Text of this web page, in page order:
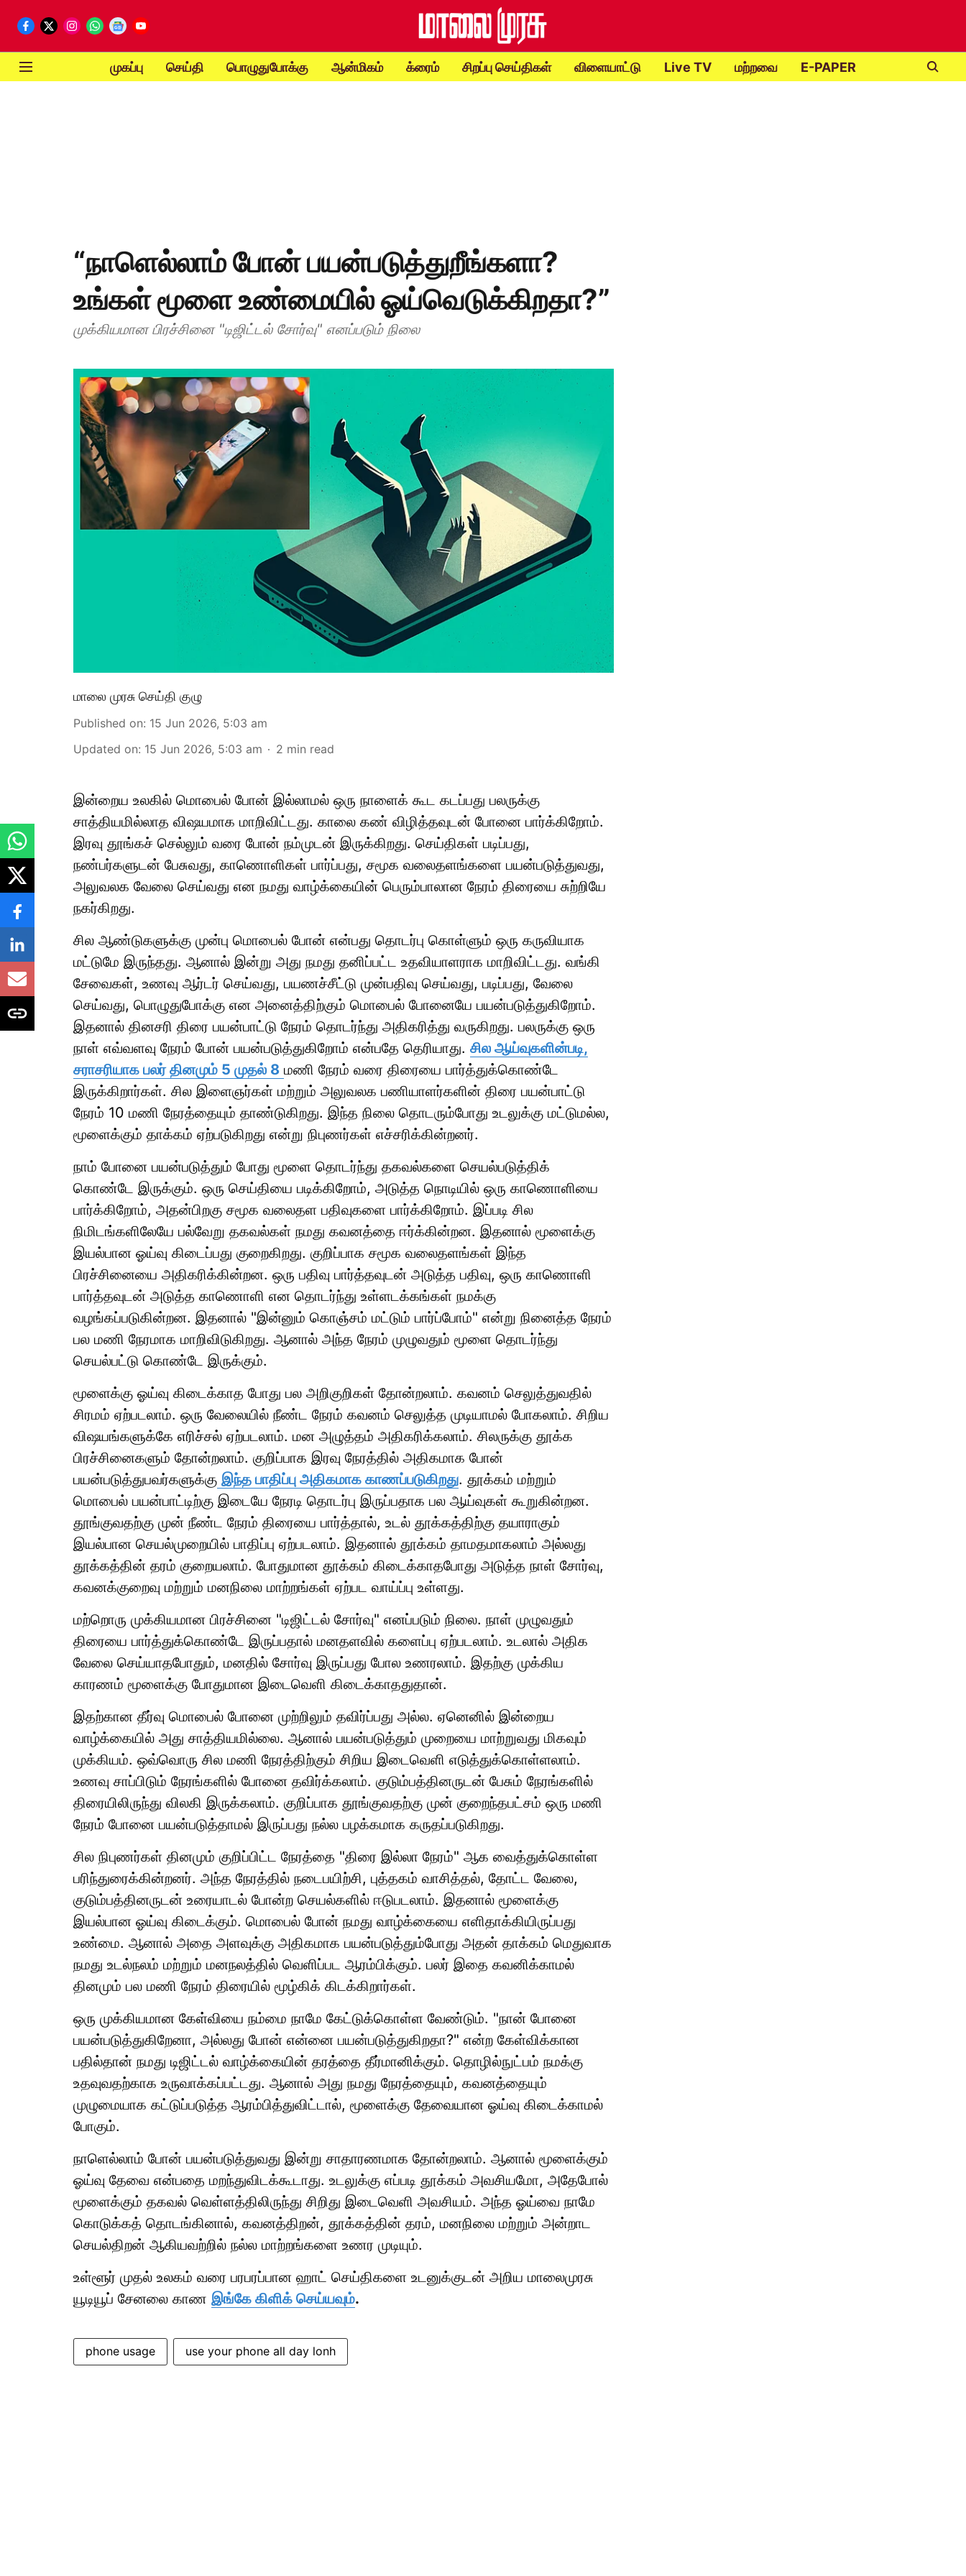
முகப்பு செய்தி பொழுதுபோக்கு ஆன்மிகம் க்ரைம் சிறப்பு செய்திகள் விளையாட்டு Live TV மற்றவை E-PAPER
“நாளெல்லாம் போன் பயன்படுத்துறீங்களா?
உங்கள் மூளை உண்மையில் ஓய்வெடுக்கிறதா?”
முக்கியமான பிரச்சினை "டிஜிட்டல் சோர்வு" எனப்படும் நிலை
மாலை முரசு செய்தி குழு
Published on: 15 Jun 2026, 5:03 am
Updated on: 15 Jun 2026, 5:03 am 2 min read
இன்றைய உலகில் மொபைல் போன் இல்லாமல் ஒரு நாளைக் கூட கடப்பது பலருக்கு
சாத்தியமில்லாத விஷயமாக மாறிவிட்டது. காலை கண் விழித்தவுடன் போனை பார்க்கிறோம்.
இரவு தூங்கச் செல்லும் வரை போன் நம்முடன் இருக்கிறது. செய்திகள் படிப்பது,
நண்பர்களுடன் பேசுவது, காணொளிகள் பார்ப்பது, சமூக வலைதளங்களை பயன்படுத்துவது,
அலுவலக வேலை செய்வது என நமது வாழ்க்கையின் பெரும்பாலான நேரம் திரையை சுற்றியே
நகர்கிறது.
சில ஆண்டுகளுக்கு முன்பு மொபைல் போன் என்பது தொடர்பு கொள்ளும் ஒரு கருவியாக
மட்டுமே இருந்தது. ஆனால் இன்று அது நமது தனிப்பட்ட உதவியாளராக மாறிவிட்டது. வங்கி
சேவைகள், உணவு ஆர்டர் செய்வது, பயணச்சீட்டு முன்பதிவு செய்வது, படிப்பது, வேலை
செய்வது, பொழுதுபோக்கு என அனைத்திற்கும் மொபைல் போனையே பயன்படுத்துகிறோம்.
இதனால் தினசரி திரை பயன்பாட்டு நேரம் தொடர்ந்து அதிகரித்து வருகிறது. பலருக்கு ஒரு
நாள் எவ்வளவு நேரம் போன் பயன்படுத்துகிறோம் என்பதே தெரியாது. சில ஆய்வுகளின்படி,
சராசரியாக பலர் தினமும் 5 முதல் 8 மணி நேரம் வரை திரையை பார்த்துக்கொண்டே
இருக்கிறார்கள். சில இளைஞர்கள் மற்றும் அலுவலக பணியாளர்களின் திரை பயன்பாட்டு
நேரம் 10 மணி நேரத்தையும் தாண்டுகிறது. இந்த நிலை தொடரும்போது உடலுக்கு மட்டுமல்ல,
மூளைக்கும் தாக்கம் ஏற்படுகிறது என்று நிபுணர்கள் எச்சரிக்கின்றனர்.
நாம் போனை பயன்படுத்தும் போது மூளை தொடர்ந்து தகவல்களை செயல்படுத்திக்
கொண்டே இருக்கும். ஒரு செய்தியை படிக்கிறோம், அடுத்த நொடியில் ஒரு காணொளியை
பார்க்கிறோம், அதன்பிறகு சமூக வலைதள பதிவுகளை பார்க்கிறோம். இப்படி சில
நிமிடங்களிலேயே பல்வேறு தகவல்கள் நமது கவனத்தை ஈர்க்கின்றன. இதனால் மூளைக்கு
இயல்பான ஓய்வு கிடைப்பது குறைகிறது. குறிப்பாக சமூக வலைதளங்கள் இந்த
பிரச்சினையை அதிகரிக்கின்றன. ஒரு பதிவு பார்த்தவுடன் அடுத்த பதிவு, ஒரு காணொளி
பார்த்தவுடன் அடுத்த காணொளி என தொடர்ந்து உள்ளடக்கங்கள் நமக்கு
வழங்கப்படுகின்றன. இதனால் "இன்னும் கொஞ்சம் மட்டும் பார்ப்போம்" என்று நினைத்த நேரம்
பல மணி நேரமாக மாறிவிடுகிறது. ஆனால் அந்த நேரம் முழுவதும் மூளை தொடர்ந்து
செயல்பட்டு கொண்டே இருக்கும்.
மூளைக்கு ஓய்வு கிடைக்காத போது பல அறிகுறிகள் தோன்றலாம். கவனம் செலுத்துவதில்
சிரமம் ஏற்படலாம். ஒரு வேலையில் நீண்ட நேரம் கவனம் செலுத்த முடியாமல் போகலாம். சிறிய
விஷயங்களுக்கே எரிச்சல் ஏற்படலாம். மன அழுத்தம் அதிகரிக்கலாம். சிலருக்கு தூக்க
பிரச்சினைகளும் தோன்றலாம். குறிப்பாக இரவு நேரத்தில் அதிகமாக போன்
பயன்படுத்துபவர்களுக்கு இந்த பாதிப்பு அதிகமாக காணப்படுகிறது. தூக்கம் மற்றும்
மொபைல் பயன்பாட்டிற்கு இடையே நேரடி தொடர்பு இருப்பதாக பல ஆய்வுகள் கூறுகின்றன.
தூங்குவதற்கு முன் நீண்ட நேரம் திரையை பார்த்தால், உடல் தூக்கத்திற்கு தயாராகும்
இயல்பான செயல்முறையில் பாதிப்பு ஏற்படலாம். இதனால் தூக்கம் தாமதமாகலாம் அல்லது
தூக்கத்தின் தரம் குறையலாம். போதுமான தூக்கம் கிடைக்காதபோது அடுத்த நாள் சோர்வு,
கவனக்குறைவு மற்றும் மனநிலை மாற்றங்கள் ஏற்பட வாய்ப்பு உள்ளது.
மற்றொரு முக்கியமான பிரச்சினை "டிஜிட்டல் சோர்வு" எனப்படும் நிலை. நாள் முழுவதும்
திரையை பார்த்துக்கொண்டே இருப்பதால் மனதளவில் களைப்பு ஏற்படலாம். உடலால் அதிக
வேலை செய்யாதபோதும், மனதில் சோர்வு இருப்பது போல உணரலாம். இதற்கு முக்கிய
காரணம் மூளைக்கு போதுமான இடைவெளி கிடைக்காததுதான்.
இதற்கான தீர்வு மொபைல் போனை முற்றிலும் தவிர்ப்பது அல்ல. ஏனெனில் இன்றைய
வாழ்க்கையில் அது சாத்தியமில்லை. ஆனால் பயன்படுத்தும் முறையை மாற்றுவது மிகவும்
முக்கியம். ஒவ்வொரு சில மணி நேரத்திற்கும் சிறிய இடைவெளி எடுத்துக்கொள்ளலாம்.
உணவு சாப்பிடும் நேரங்களில் போனை தவிர்க்கலாம். குடும்பத்தினருடன் பேசும் நேரங்களில்
திரையிலிருந்து விலகி இருக்கலாம். குறிப்பாக தூங்குவதற்கு முன் குறைந்தபட்சம் ஒரு மணி
நேரம் போனை பயன்படுத்தாமல் இருப்பது நல்ல பழக்கமாக கருதப்படுகிறது.
சில நிபுணர்கள் தினமும் குறிப்பிட்ட நேரத்தை "திரை இல்லா நேரம்" ஆக வைத்துக்கொள்ள
பரிந்துரைக்கின்றனர். அந்த நேரத்தில் நடைபயிற்சி, புத்தகம் வாசித்தல், தோட்ட வேலை,
குடும்பத்தினருடன் உரையாடல் போன்ற செயல்களில் ஈடுபடலாம். இதனால் மூளைக்கு
இயல்பான ஓய்வு கிடைக்கும். மொபைல் போன் நமது வாழ்க்கையை எளிதாக்கியிருப்பது
உண்மை. ஆனால் அதை அளவுக்கு அதிகமாக பயன்படுத்தும்போது அதன் தாக்கம் மெதுவாக
நமது உடல்நலம் மற்றும் மனநலத்தில் வெளிப்பட ஆரம்பிக்கும். பலர் இதை கவனிக்காமல்
தினமும் பல மணி நேரம் திரையில் மூழ்கிக் கிடக்கிறார்கள்.
ஒரு முக்கியமான கேள்வியை நம்மை நாமே கேட்டுக்கொள்ள வேண்டும். "நான் போனை
பயன்படுத்துகிறேனா, அல்லது போன் என்னை பயன்படுத்துகிறதா?" என்ற கேள்விக்கான
பதில்தான் நமது டிஜிட்டல் வாழ்க்கையின் தரத்தை தீர்மானிக்கும். தொழில்நுட்பம் நமக்கு
உதவுவதற்காக உருவாக்கப்பட்டது. ஆனால் அது நமது நேரத்தையும், கவனத்தையும்
முழுமையாக கட்டுப்படுத்த ஆரம்பித்துவிட்டால், மூளைக்கு தேவையான ஓய்வு கிடைக்காமல்
போகும்.
நாளெல்லாம் போன் பயன்படுத்துவது இன்று சாதாரணமாக தோன்றலாம். ஆனால் மூளைக்கும்
ஓய்வு தேவை என்பதை மறந்துவிடக்கூடாது. உடலுக்கு எப்படி தூக்கம் அவசியமோ, அதேபோல்
மூளைக்கும் தகவல் வெள்ளத்திலிருந்து சிறிது இடைவெளி அவசியம். அந்த ஓய்வை நாமே
கொடுக்கத் தொடங்கினால், கவனத்திறன், தூக்கத்தின் தரம், மனநிலை மற்றும் அன்றாட
செயல்திறன் ஆகியவற்றில் நல்ல மாற்றங்களை உணர முடியும்.
உள்ளூர் முதல் உலகம் வரை பரபரப்பான ஹாட் செய்திகளை உடனுக்குடன் அறிய மாலைமுரசு
யூடியூப் சேனலை காண இங்கே கிளிக் செய்யவும்.
phone usage use your phone all day lonh